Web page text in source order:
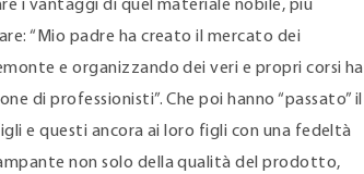
i vantaggi di quel materiale nobile, più
“Mio padre ha creato il mercato dei
e organizzando dei veri e propri corsi ha
di professionisti”. Che poi hanno “passato” il
e questi ancora ai loro figli con una fedeltà
non solo della qualità del prodotto,